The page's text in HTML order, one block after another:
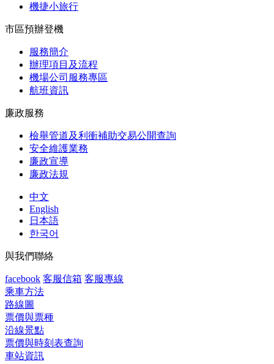
機捷小旅行
市區預辦登機
服務簡介
辦理項目及流程
機場公司服務專區
航班資訊
廉政服務
檢舉管道及利衝補助交易公開查詢
安全維護業務
廉政宣導
廉政法規
中文
English
日本語
한국어
與我們聯絡
facebook 客服信箱 客服專線
乘車方法
路線圖
票價與票種
沿線景點
票價與時刻表查詢
車站資訊